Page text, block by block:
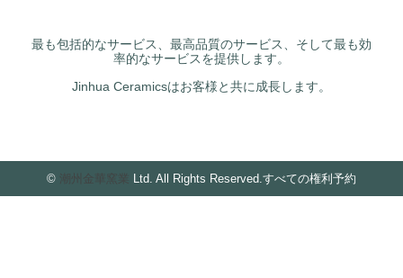
最も包括的なサービス、最高品質のサービス、そして最も効
率的なサービスを提供します。
Jinhua Ceramicsはお客様と共に成長します。
© Ltd. All Rights Reserved.すべての権利予約